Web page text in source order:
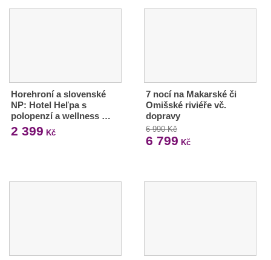
Horehroní a slovenské
NP: Hotel Heľpa s
polopenzí a wellness …
2 399 Kč
7 nocí na Makarské či
Omišské riviéře vč.
dopravy
6 990 Kč
6 799 Kč